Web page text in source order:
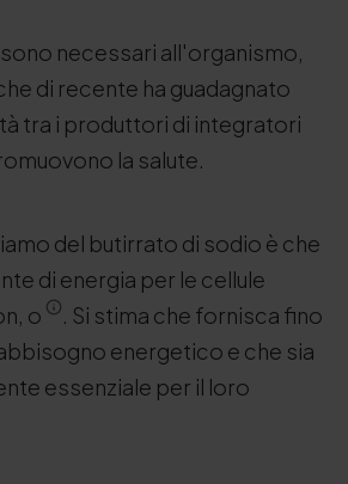
necessari all'organismo,
di recente ha guadagnato
tra i produttori di integratori
la salute.
del butirrato di sodio è che
di energia per le cellule
o
. Si stima che fornisca fino
energetico e che sia
essenziale per il loro